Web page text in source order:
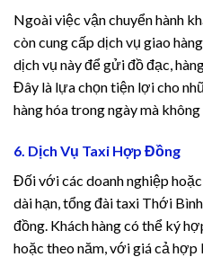
siteleri
siteleri
giriş
Panel
Ngoài việc vận chuyển hành
còn cung cấp dịch vụ giao
dịch vụ này để gửi đồ đạc,
Đây là lựa chọn tiện lợi cho
hàng hóa trong ngày mà
6. Dịch Vụ Taxi Hợp Đồng
Đối với các doanh nghiệp
dài hạn, tổng đài taxi Thới
đồng. Khách hàng có thể ký
hoặc theo năm, với giá cả hợp